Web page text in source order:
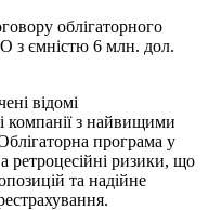
облігаторного
з ємністю 6 млн. дол.
відомі
компанії з найвищими
програма у
ретроцесійні ризики, що
та надійне